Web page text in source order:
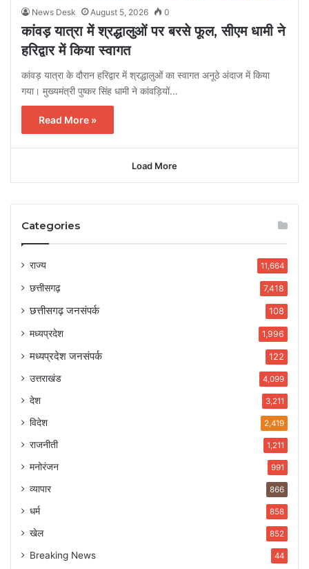
News Desk August 5, 2026 0
कांवड़ यात्रा में श्रद्धालुओं पर बरसे फूल, सीएम धामी ने
हरिद्वार में किया स्वागत
कांवड़ यात्रा के दौरान हरिद्वार में श्रद्धालुओं का स्वागत अनूठे अंदाज में किया
गया। मुख्यमंत्री पुष्कर सिंह धामी ने कांवड़ियों…
Read More »
Load More
Categories
राज्य 11,664
छत्तीसगढ़ 7,418
छत्तीसगढ़ जनसंपर्क 108
मध्यप्रदेश 1,996
मध्यप्रदेश जनसंपर्क 122
उत्तराखंड 4,099
देश 3,211
विदेश 2,419
राजनीती 1,211
मनोरंजन 991
व्यापार 866
धर्म 858
खेल 852
Breaking News 44